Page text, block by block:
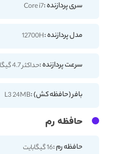
سری پردازنده :Core i7
مدل پردازنده :12700H
سرعت پردازنده :حداکثر 4.7 گیگاهرتز
بافر (حافظه کش) :L3 24MB
حافظه رم
حافظه رم :16 گیگابایت